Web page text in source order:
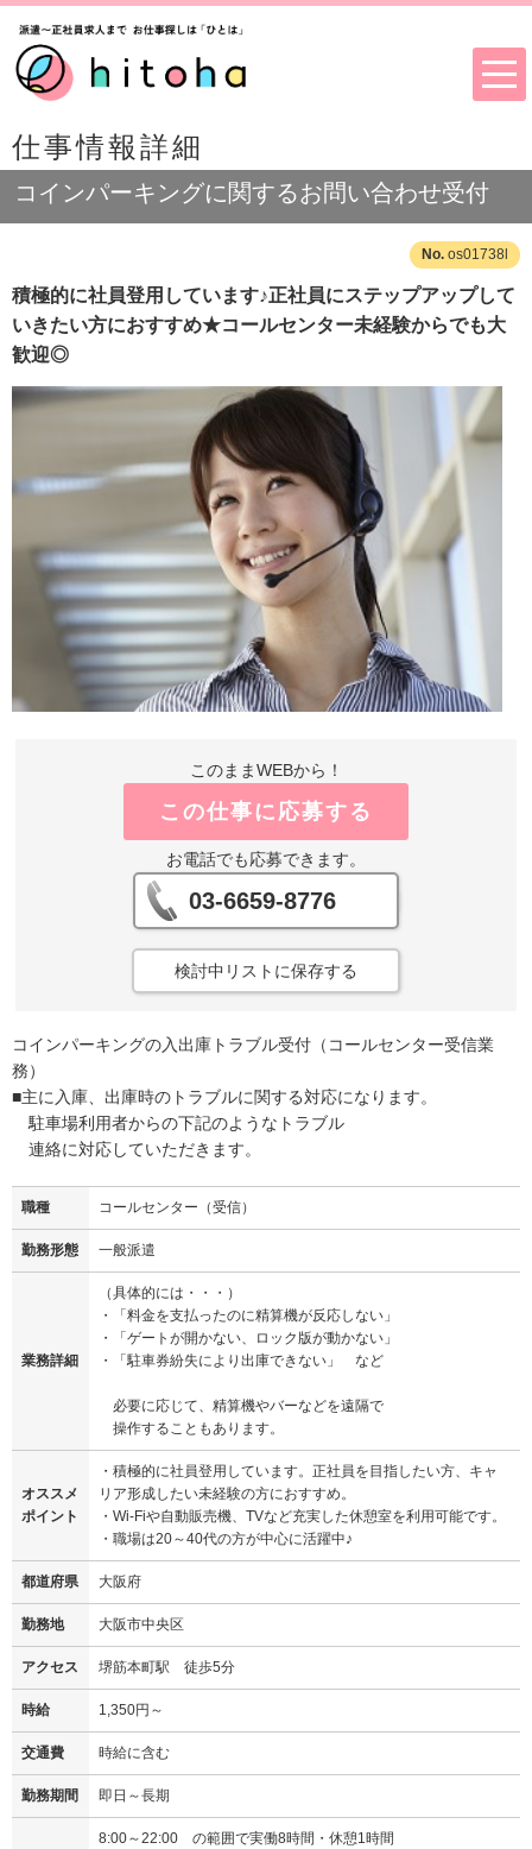
仕事情報詳細
コインパーキングに関するお問い合わせ受付
os01738l
積極的に社員登用しています♪正社員にステップアップして
いきたい方におすすめ★コールセンター未経験からでも大
歓迎◎
このままWEBから！
この仕事に応募する
お電話でも応募できます。
03-6659-8776
検討中リストに保存する
コインパーキングの入出庫トラブル受付（コールセンター受信業
務）
■主に入庫、出庫時のトラブルに関する対応になります。
駐車場利用者からの下記のようなトラブル
連絡に対応していただきます。
職種 コールセンター（受信）
勤務形態 一般派遣
業務詳細
（具体的には・・・）
・「料金を支払ったのに精算機が反応しない」
・「ゲートが開かない、ロック版が動かない」
・「駐車券紛失により出庫できない」 など
必要に応じて、精算機やバーなどを遠隔で
操作することもあります。
オススメ
ポイント
・積極的に社員登用しています。正社員を目指したい方、キャ
リア形成したい未経験の方におすすめ。
・Wi-Fiや自動販売機、TVなど充実した休憩室を利用可能です。
・職場は20～40代の方が中心に活躍中♪
都道府県 大阪府
勤務地 大阪市中央区
アクセス 堺筋本町駅 徒歩5分
時給 1,350円～
交通費 時給に含む
勤務期間 即日～長期
8:00～22:00 の範囲で実働8時間・休憩1時間